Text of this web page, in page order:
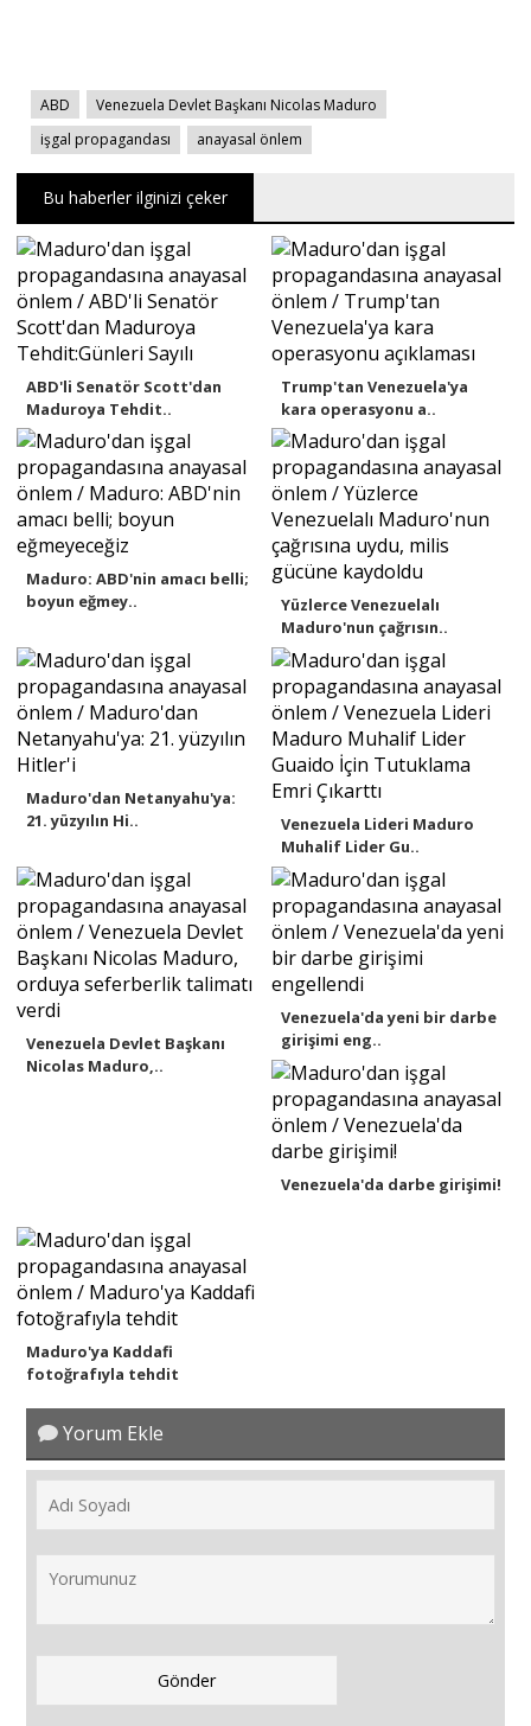
ABD
Venezuela Devlet Başkanı Nicolas Maduro
işgal propagandası
anayasal önlem
Bu haberler ilginizi çeker
ABD'li Senatör Scott'dan
Maduroya Tehdit..
Trump'tan Venezuela'ya
kara operasyonu a..
Maduro: ABD'nin amacı belli;
boyun eğmey..
Yüzlerce Venezuelalı
Maduro'nun çağrısın..
Maduro'dan Netanyahu'ya:
21. yüzyılın Hi..
Venezuela Lideri Maduro
Muhalif Lider Gu..
Venezuela Devlet Başkanı
Nicolas Maduro,..
Venezuela'da yeni bir darbe
girişimi eng..
Venezuela'da darbe girişimi!
Maduro'ya Kaddafi
fotoğrafıyla tehdit
Yorum Ekle